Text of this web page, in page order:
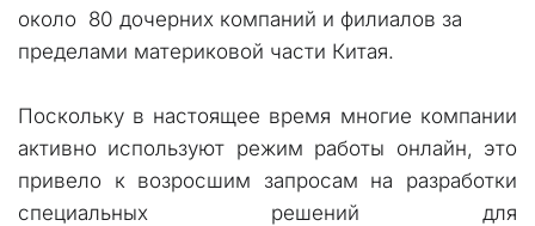
около  80 дочерних компаний и филиалов за
пределами материковой части Китая.
Поскольку в настоящее время многие компании
активно используют режим работы онлайн, это
привело к возросшим запросам на разработки
специальных решений для